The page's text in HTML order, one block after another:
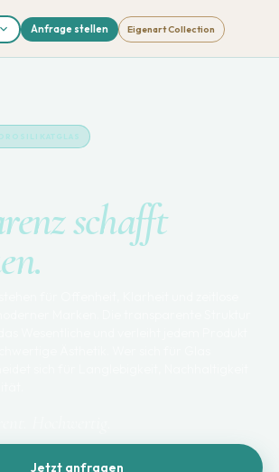
Anfrage stellen Eigenart Collection
schafft
Jetzt anfragen